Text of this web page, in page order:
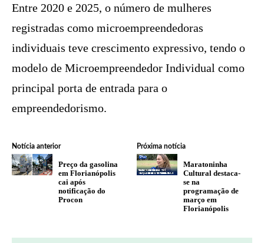
Entre 2020 e 2025, o número de mulheres
registradas como microempreendedoras
individuais teve crescimento expressivo, tendo o
modelo de Microempreendedor Individual como
principal porta de entrada para o
empreendedorismo.
Notícia anterior
Preço da gasolina
em Florianópolis
cai após
notificação do
Procon
Próxima notícia
Maratoninha
Cultural destaca-
se na
programação de
março em
Florianópolis